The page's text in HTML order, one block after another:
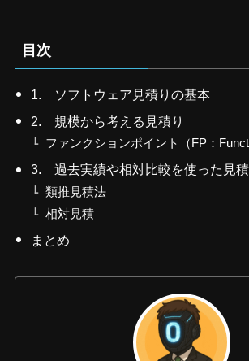
目次
1. ソフトウェア見積りの基本
2. 規模から考える見積り
ファンクションポイント（FP：
3. 過去実績や相対比較を使った見積
類推見積法
相対見積
まとめ